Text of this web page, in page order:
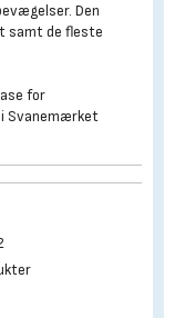
Den
samt de fleste
for
i Svanemærket